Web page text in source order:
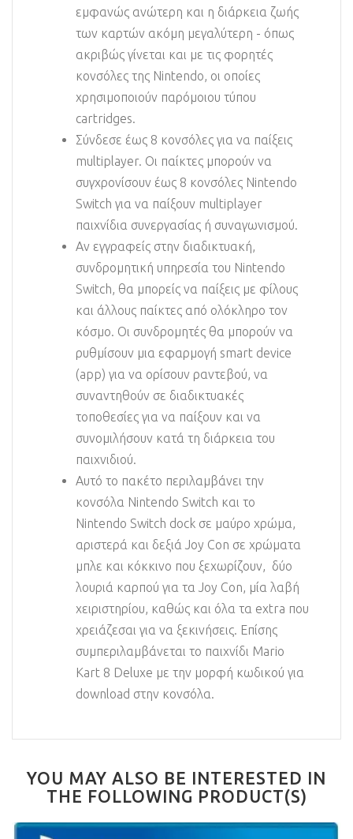
εμφανώς ανώτερη και η διάρκεια ζωής
των καρτών ακόμη μεγαλύτερη - όπως
ακριβώς γίνεται και με τις φορητές
κονσόλες της Nintendo, οι οποίες
χρησιμοποιούν παρόμοιου τύπου
cartridges.
Σύνδεσε έως 8 κονσόλες για να παίξεις
multiplayer. Οι παίκτες μπορούν να
συγχρονίσουν έως 8 κονσόλες Nintendo
Switch για να παίξουν multiplayer
παιχνίδια συνεργασίας ή συναγωνισμού.
Αν εγγραφείς στην διαδικτυακή,
συνδρομητική υπηρεσία του Nintendo
Switch, θα μπορείς να παίξεις με φίλους
και άλλους παίκτες από ολόκληρο τον
κόσμο. Οι συνδρομητές θα μπορούν να
ρυθμίσουν μια εφαρμογή smart device
(app) για να ορίσουν ραντεβού, να
συναντηθούν σε διαδικτυακές
τοποθεσίες για να παίξουν και να
συνομιλήσουν κατά τη διάρκεια του
παιχνιδιού.
Αυτό το πακέτο περιλαμβάνει την
κονσόλα Nintendo Switch και το
Nintendo Switch dock σε μαύρο χρώμα,
αριστερά και δεξιά Joy Con σε χρώματα
μπλε και κόκκινο που ξεχωρίζουν, δύο
λουριά καρπού για τα Joy Con, μία λαβή
χειριστηρίου, καθώς και όλα τα extra που
χρειάζεσαι για να ξεκινήσεις. Επίσης
συμπεριλαμβάνεται το παιχνίδι Mario
Kart 8 Deluxe με την μορφή κωδικού για
download στην κονσόλα.
YOU MAY ALSO BE INTERESTED IN
THE FOLLOWING PRODUCT(S)